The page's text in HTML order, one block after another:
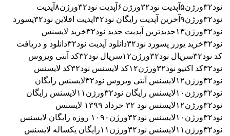
نود۳۲ورژن۵
آپدیت نود۳۲ورژن۶ آپدیت نود۳۲ورژن۸
آپدیت
نود۳۲ورژن۹
آخرین آپدیت رایگان نود۳۲ اپدیت افلاین نود۳۲
پسورد
نود۳۲ورژن۱۳
جدیدترین آپدیت جدید نود۳۲
خرید لایسنس
نود۳۲
خرید یوزر پسورد نود۳۲ دانلود آپدیت نود۳۲
دانلود و دریافت
کد نود۳۲
سریال نود۳۲ورژن۱۲ سریال نود۳۲
کد آنتی ویروس
نود۳۲
کد اکتیو نود۳۲ورژن۱۲ کد لایسنس نود۳۲
کد لایسنس
نود۳۲ورژن۱۲
لایسنس آنتی ویروس نود۳۲
لایسنس رایگان
نود۳۲ورژن۱۰
لایسنس رایگان نود۳۲ورژن۱۱
لایسنس رایگان
نود۳۲ورژن۱۲
لایسنس نود ۳٢ خرداد ۱۳۹۹
لایسنس
نود۳۲ورژن۱۰
لایسنس نود۳۲ورژن۱۰۹۰ روزه رایگان
لایسنس
نود۳۲ورژن۱۱
لایسنس نود۳۲ورژن۱۱رایگان یکساله لایسنس